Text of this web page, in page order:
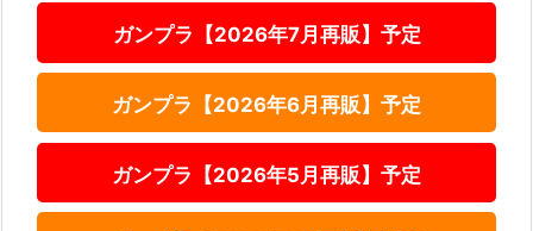
ガンプラ【2026年7月再販】予定
ガンプラ【2026年6月再販】予定
ガンプラ【2026年5月再販】予定